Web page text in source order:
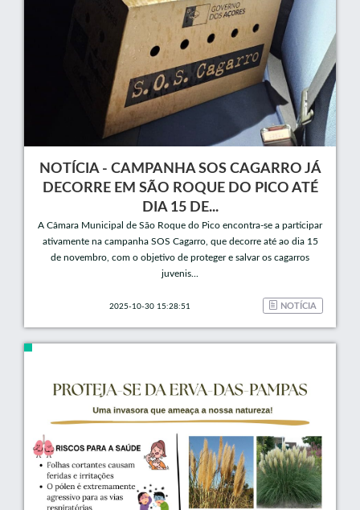
NOTÍCIA - CAMPANHA SOS CAGARRO JÁ
DECORRE EM SÃO ROQUE DO PICO ATÉ
DIA 15 DE...
A Câmara Municipal de São Roque do Pico encontra-se a participar
ativamente na campanha SOS Cagarro, que decorre até ao dia 15
de novembro, com o objetivo de proteger e salvar os cagarros
juvenis...
2025-10-30 15:28:51 NOTÍCIA